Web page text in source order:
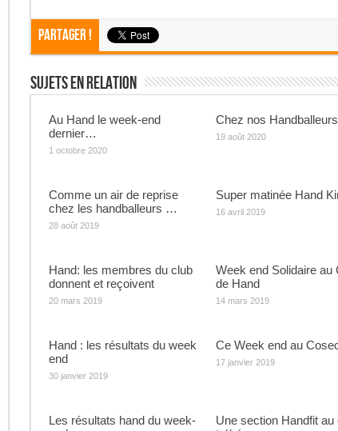
Partager !
Sujets En Relation
Au Hand le week-end
dernier…
1 octobre 2020
Chez nos
19 août 2020
Comme un air de reprise
chez les handballeurs …
28 août 2019
Super matinée Hand
16 avril 2019
Hand: les membres du club
donnent et reçoivent
20 mars 2019
Week end Solidaire au
de Hand
14 mars 2019
Hand : les résultats du week
end
30 janvier 2019
Ce Week end au
17 janvier 2019
Les résultats hand du week-
Une section Handfit au